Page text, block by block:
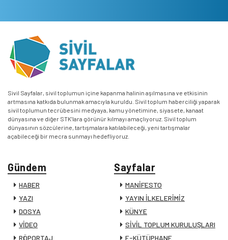
Sivil Sayfalar, sivil toplumun içine kapanma halinin aşılmasına ve etkisinin
artmasına katkıda bulunmak amacıyla kuruldu. Sivil toplum haberciliği yaparak
sivil toplumun tecrübesini medyaya, kamu yönetimine, siyasete, kanaat
dünyasına ve diğer STK’lara görünür kılmayı amaçlıyoruz. Sivil toplum
dünyasının sözcülerine, tartışmalara katılabileceği, yeni tartışmalar
açabileceği bir mecra sunmayı hedefliyoruz.
Gündem
HABER
YAZI
DOSYA
VİDEO
RÖPORTAJ
Sayfalar
MANİFESTO
YAYIN İLKELERİMİZ
KÜNYE
SİVİL TOPLUM KURULUŞLARI
E-KÜTÜPHANE